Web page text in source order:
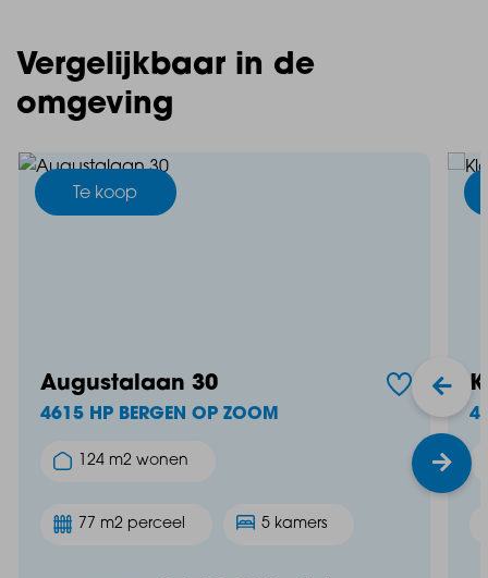
Vergelijkbaar in de
omgeving
Te koop
Augustalaan 30
4615 HP BERGEN OP ZOOM
124 m2 wonen
77 m2 perceel 5 kamers